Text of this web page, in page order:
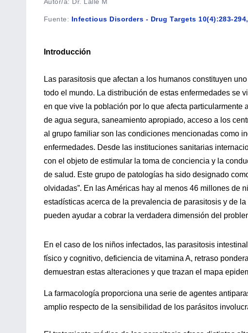
Fuente: Infectious Disorders - Drug Targets 10(4):283-
Introducción
Las parasitosis que afectan a los humanos constituyen
todo el mundo. La distribución de estas enfermedades se
en que vive la población por lo que afecta
de agua segura, saneamiento apropiado, acceso a los
al grupo familiar son las condiciones mencionadas como
enfermedades. Desde las instituciones sanitarias
con el objeto de estimular la toma de conciencia y la
de salud. Este grupo de patologías ha sido designado
olvidadas”. En las Américas hay al menos 46 millones de
estadísticas acerca de la prevalencia de parasitosis y de
pueden ayudar a cobrar la verdadera dimensión del
En el caso de los niños infectados, las parasitosis
físico y cognitivo, deficiencia de vitamina A, retraso
demuestran estas alteraciones y que trazan el mapa
La farmacología proporciona una serie de agentes
amplio respecto de la sensibilidad de los parásitos